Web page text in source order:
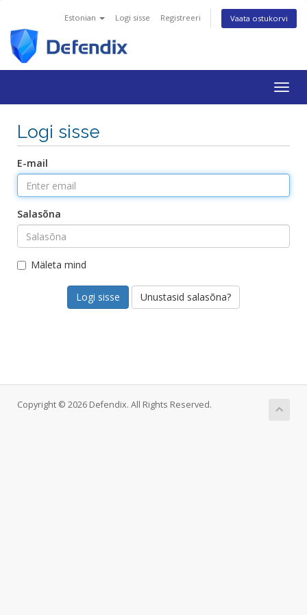
Estonian Logi sisse Registreeri Vaata ostukorvi
Logi sisse
E-mail
Salasõna
Mäleta mind
Unustasid salasõna?
Copyright © 2026 Defendix. All Rights Reserved.